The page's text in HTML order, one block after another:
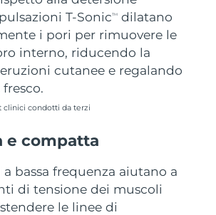
T-SonicTM
dilatano
i pori per rimuovere le
interno, riducendo la
cutanee e regalando
clinici condotti da terzi
e compatta
a bassa frequenza aiutano a
di tensione dei muscoli
le linee di
Consegna stimata 09/08/2026
Consegna stimata
Consegna stimata09/08/2026